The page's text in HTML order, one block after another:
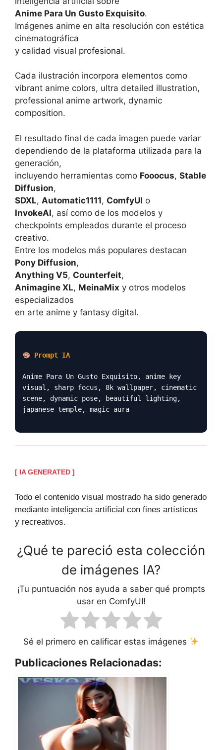
Anime Para Un Gusto Exquisito.
Imágenes anime en alta resolución con estética
cinematográfica
y calidad visual profesional.
Cada ilustración incorpora elementos como
vibrant anime colors, ultra detailed illustration,
professional anime artwork, dynamic
composition.
El resultado final de cada imagen puede variar
dependiendo de la plataforma utilizada para la
generación,
incluyendo herramientas como Fooocus, Stable
Diffusion,
SDXL, Automatic1111, ComfyUI o
InvokeAI, así como de los modelos y
checkpoints empleados durante el proceso
creativo.
Entre los modelos más populares destacan
Pony Diffusion,
Anything V5, Counterfeit,
Animagine XL, MeinaMix y otros modelos
especializados
en arte anime y fantasy digital.
Prompt IA
Anime Para Un Gusto Exquisito, anime key
visual, sharp focus, 8k wallpaper, cinematic
scene, dynamic pose, beautiful lighting,
japanese temple, magic aura
[ IA GENERATED ]
Todo el contenido visual mostrado ha sido generado
mediante inteligencia artificial con fines artísticos
y recreativos.
¿Qué te pareció esta colección
de imágenes IA?
¡Tu puntuación nos ayuda a saber qué prompts
usar en ComfyUI!
Sé el primero en calificar estas imágenes
Publicaciones Relacionadas: